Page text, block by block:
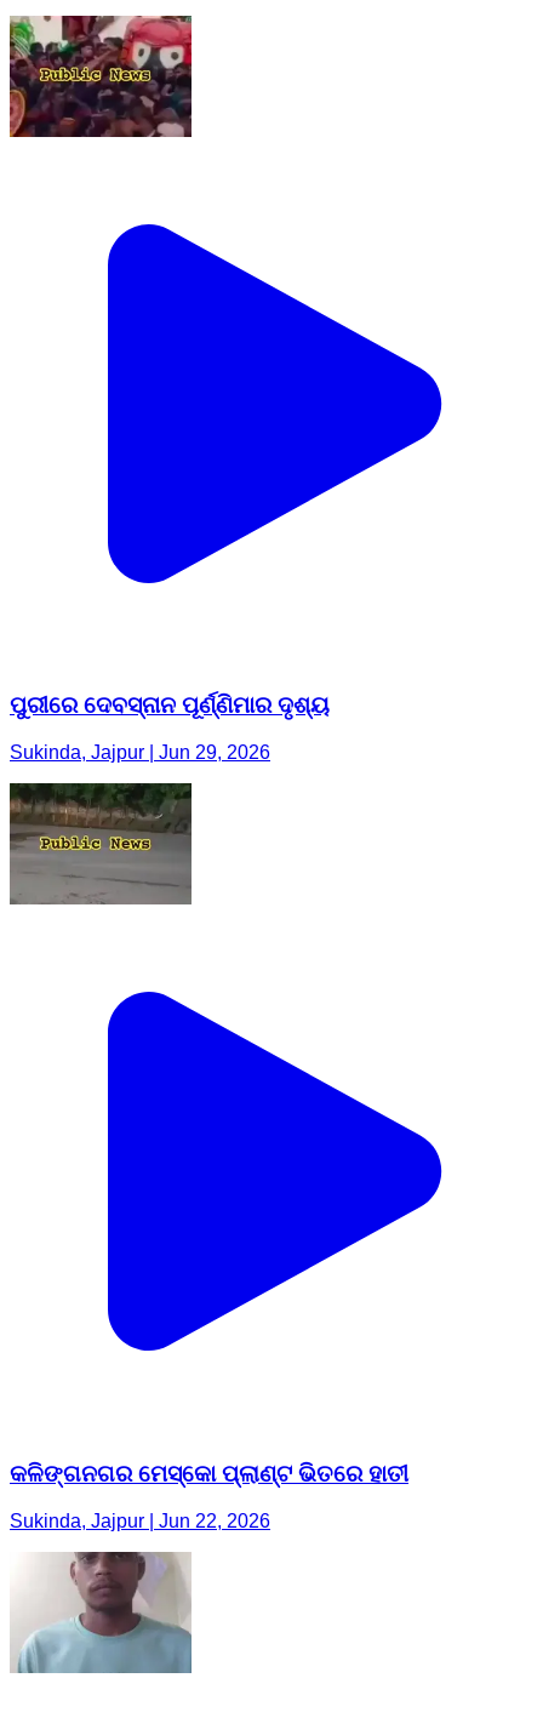
ପୁରୀରେ ଦେବସ୍ନାନ ପୂର୍ଣ୍ଣିମାର ଦୃଶ୍ୟ
Sukinda, Jajpur | Jun 29, 2026
କଳିଙ୍ଗନଗର ମେସ୍କୋ ପ୍ଲାଣ୍ଟ ଭିତରେ ହାତୀ
Sukinda, Jajpur | Jun 22, 2026